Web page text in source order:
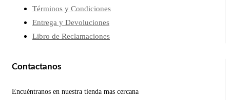
Términos y Condiciones
Entrega y Devoluciones
Libro de Reclamaciones
Contactanos
Encuéntranos en nuestra tienda mas cercana